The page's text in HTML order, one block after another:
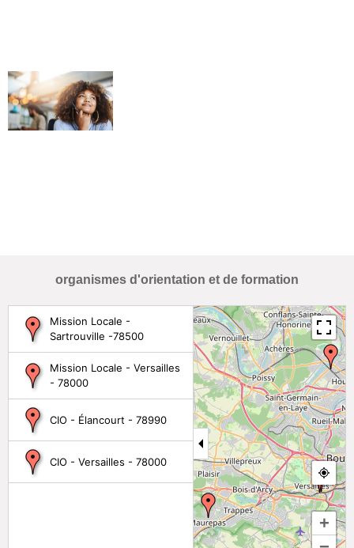
organismes d'orientation et de formation
Mission Locale -
Sartrouville -78500
Mission Locale - Versailles
- 78000
CIO - Élancourt - 78990
CIO - Versailles - 78000
+